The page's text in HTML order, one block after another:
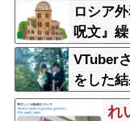
ロシア
呪文』
VTuber
をした
れ